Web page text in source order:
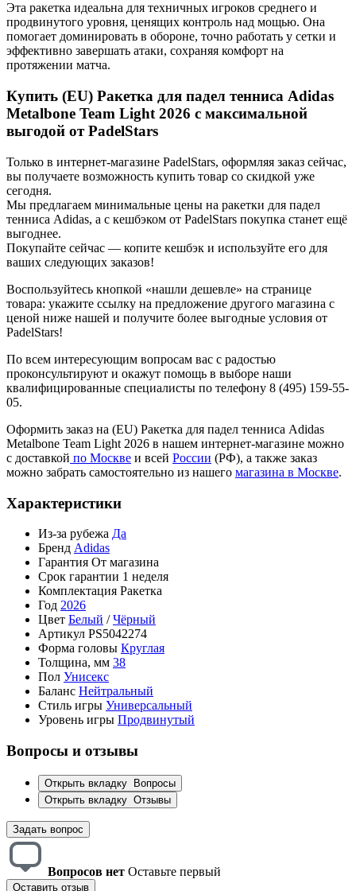
Эта ракетка идеальна для техничных игроков среднего и
продвинутого уровня, ценящих контроль над мощью. Она
помогает доминировать в обороне, точно работать у сетки и
эффективно завершать атаки, сохраняя комфорт на
протяжении матча.
Купить (EU) Ракетка для падел тенниса Adidas
Metalbone Team Light 2026 с максимальной
выгодой от PadelStars
Только в интернет-магазине PadelStars, оформляя заказ сейчас,
вы получаете возможность купить товар со скидкой уже
сегодня.
Мы предлагаем минимальные цены на ракетки для падел
тенниса Adidas, а с кешбэком от PadelStars покупка станет ещё
выгоднее.
Покупайте сейчас — копите кешбэк и используйте его для
ваших следующих заказов!
Воспользуйтесь кнопкой «нашли дешевле» на странице
товара: укажите ссылку на предложение другого магазина с
ценой ниже нашей и получите более выгодные условия от
PadelStars!
По всем интересующим вопросам вас с радостью
проконсультируют и окажут помощь в выборе наши
квалифицированные специалисты по телефону 8 (495) 159-55-
05.
Оформить заказ на (EU) Ракетка для падел тенниса Adidas
Metalbone Team Light 2026 в нашем интернет-магазине можно
с доставкой по Москве и всей России (РФ), а также заказ
можно забрать самостоятельно из нашего магазина в Москве.
Характеристики
Из-за рубежа Да
Бренд Adidas
Гарантия От магазина
Срок гарантии 1 неделя
Комплектация Ракетка
Год 2026
Цвет Белый /Чёрный
Артикул PS5042274
Форма головы Круглая
Толщина, мм 38
Пол Унисекс
Баланс Нейтральный
Стиль игры Универсальный
Уровень игры Продвинутый
Вопросы и отзывы
Открыть вкладку
Вопросы
Открыть вкладку Отзывы
Задать вопрос
Вопросов нет Оставьте первый
Оставить отзыв